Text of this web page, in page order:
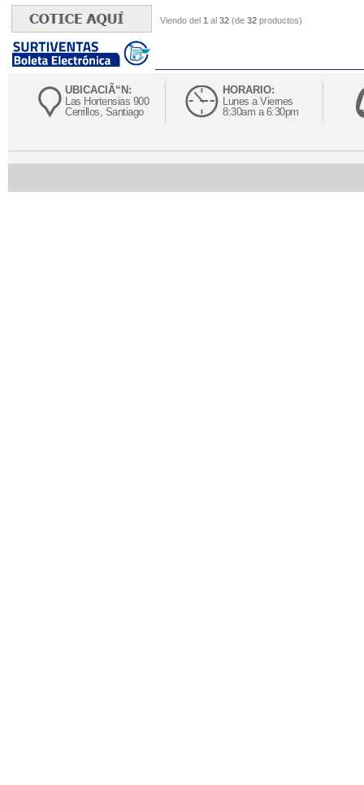
Viendo del 1 al 32 (de 32 productos)
UBICACIÃ“N:
Las Hortensias 900
Cerrillos, Santiago
HORARIO:
Lunes a Viernes
8:30am a 6:30pm